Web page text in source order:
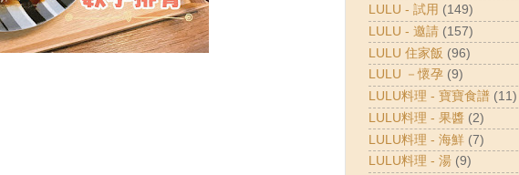
LULU - 試用 (149)
LULU - 邀請 (157)
LULU 住家飯 (96)
LULU －懷孕 (9)
LULU料理 - 寶寶食譜 (11)
LULU料理 - 果醬 (2)
LULU料理 - 海鮮 (7)
LULU料理 - 湯 (9)